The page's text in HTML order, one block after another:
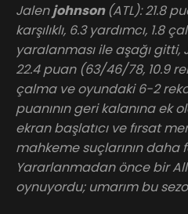
Jalenjohnson(ATL): 21.8
karşılıklı, 6.3 yardımcı, 1.8
yaralanması ile aşağı gitti,
22.4 puan (63/46/78, 10.9
çalma ve oyundaki 6-2
puanının geri kalanına ek
ekran başlatıcı ve fırsat
mahkeme suçlarının daha
Yararlanmadan önce bir
oynuyordu; umarım bu